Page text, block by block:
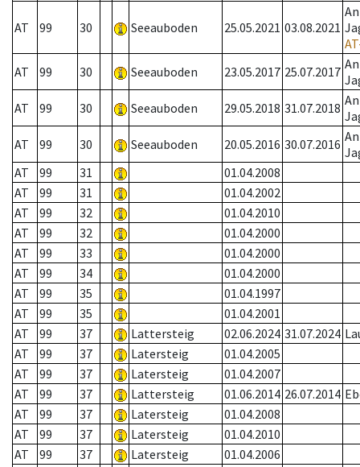
AT 99 30 Seeauboden 25.05.2021 03.08.2021
AT
99 30 Seeauboden 23.05.2017 25.07.2017
AT
99 30 Seeauboden 29.05.2018 31.07.2018
AT
99 30 Seeauboden 20.05.2016 30.07.2016
AT
99 31
01.04.2008
AT
99 31
01.04.2002
AT
99 32
01.04.2010
AT
99 32
01.04.2000
AT
99 33
01.04.2000
AT
99 34
01.04.2000
AT
99 35
01.04.1997
AT
99 35
01.04.2001
AT
99 37 Lattersteig 02.06.2024 31.07.2024
AT
99 37 Latersteig
01.04.2005
AT
99 37 Latersteig
01.04.2007
AT
99 37 Lattersteig 01.06.2014 26.07.2014
AT
99 37 Latersteig
01.04.2008
AT
99 37 Latersteig
01.04.2010
AT
99 37 Latersteig
01.04.2006